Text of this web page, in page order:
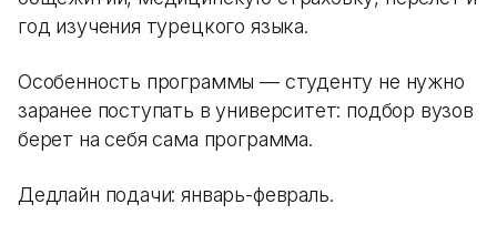
год изучения турецкого языка.
Особенность программы — студенту не нужно
заранее поступать в университет: подбор вузов
берет на себя сама программа.
Дедлайн подачи: январь-февраль.